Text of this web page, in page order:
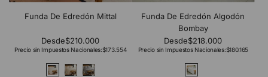
Funda De Edredón Mittal
Desde$210.000
Precio sin Impuestos Nacionales:$173.554
Funda De Edredón Algodón
Bombay
Desde$218.000
Precio sin Impuestos Nacionales:$180.165